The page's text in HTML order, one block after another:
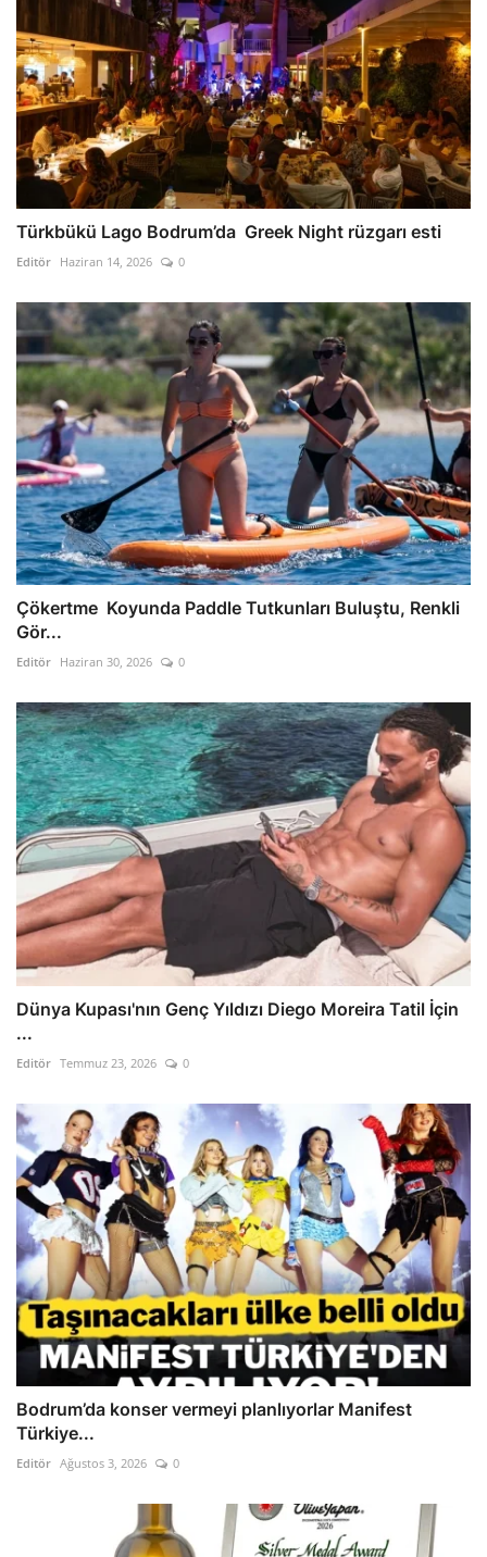
Türkbükü Lago Bodrum’da Greek Night rüzgarı esti
Editör Haziran 14, 2026 0
Çökertme Koyunda Paddle Tutkunları Buluştu, Renkli
Gör...
Editör Haziran 30, 2026 0
Dünya Kupası'nın Genç Yıldızı Diego Moreira Tatil İçin
...
Editör Temmuz 23, 2026 0
Bodrum’da konser vermeyi planlıyorlar Manifest
Türkiye...
Editör Ağustos 3, 2026 0